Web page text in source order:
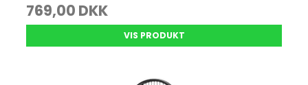
769,00 DKK
VIS PRODUKT